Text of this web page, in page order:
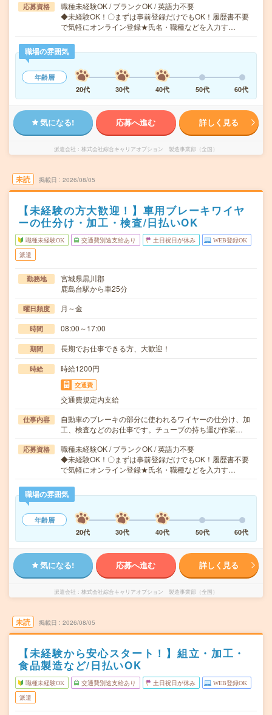
応募資格
職種未経験OK / ブランクOK / 英語力不要
◆未経験OK！〇まずは事前登録だけでもOK！履歴書不要
で気軽にオンライン登録★氏名・職種などを入力す…
職場の雰囲気
年齢層
20代
30代 40代 50代 60代
気になる! 応募へ進む 詳しく見る
派遣会社 株式会社綜合キャリアオプション 製造事業部（全国）
未読 掲載日 2026/08/05
【未経験の方大歓迎！】車用ブレーキワイヤ
ーの仕分け・加工・検査/日払いOK
職種未経験OK 交通費別途支給あり 土日祝日が休み WEB登録OK
派遣
勤務地
宮城県黒川郡
鹿島台駅から車25分
曜日頻度 月～金
時間 08:00～17:00
期間 長期でお仕事できる方、大歓迎！
時給 時給1200円
交通費
交通費規定内支給
仕事内容
自動車のブレーキの部分に使われるワイヤーの仕分け、加
工、検査などのお仕事です。チューブの持ち運び作業…
応募資格
職種未経験OK / ブランクOK / 英語力不要
◆未経験OK！〇まずは事前登録だけでもOK！履歴書不要
で気軽にオンライン登録★氏名・職種などを入力す…
職場の雰囲気
年齢層
20代
30代 40代 50代 60代
気になる! 応募へ進む 詳しく見る
派遣会社 株式会社綜合キャリアオプション 製造事業部（全国）
未読 掲載日 2026/08/05
【未経験から安心スタート！】組立・加工・
食品製造など/日払いOK
職種未経験OK 交通費別途支給あり 土日祝日が休み WEB登録OK
派遣